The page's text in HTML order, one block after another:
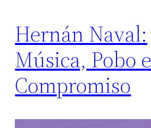
Hernán Naval:
Música, Pobo e
Compromiso